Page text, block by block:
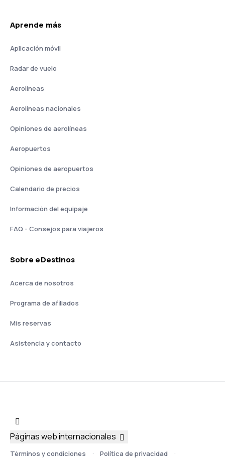
Aprende más
Aplicación móvil
Radar de vuelo
Aerolíneas
Aerolíneas nacionales
Opiniones de aerolíneas
Aeropuertos
Opiniones de aeropuertos
Calendario de precios
Información del equipaje
FAQ - Consejos para viajeros
Sobre eDestinos
Acerca de nosotros
Programa de afiliados
Mis reservas
Asistencia y contacto
Términos y condiciones Política de privacidad
Páginas web internacionales